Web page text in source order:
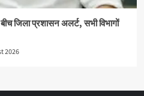
बीच जिला प्रशासन अलर्ट, सभी विभागों
2026